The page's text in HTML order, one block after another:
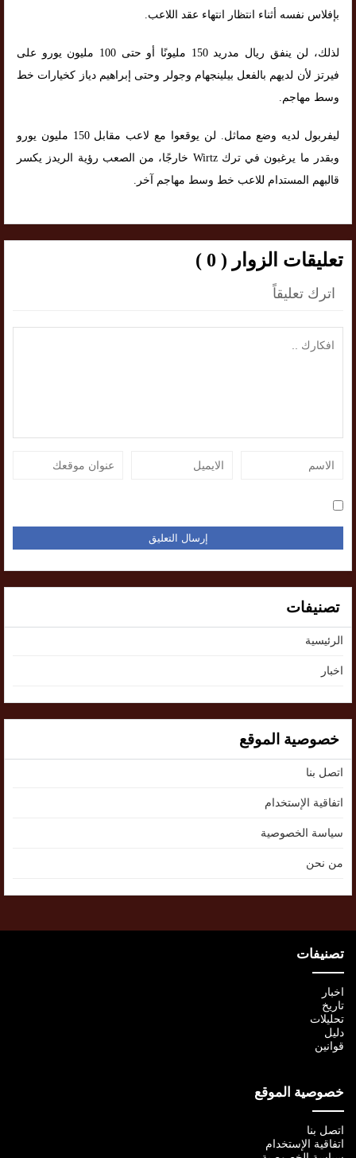
بإفلاس نفسه أثناء انتظار انتهاء عقد اللاعب.
لذلك، لن ينفق ريال مدريد 150 مليونًا أو حتى 100 مليون يورو على
فيرتز لأن لديهم بالفعل بيلينجهام وجولر وحتى إبراهيم دياز كخيارات خط
وسط مهاجم.
ليفربول لديه وضع مماثل. لن يوقعوا مع لاعب مقابل 150 مليون يورو
وبقدر ما يرغبون في ترك Wirtz خارجًا، من الصعب رؤية الريدز يكسر
قالبهم المستدام للاعب خط وسط مهاجم آخر.
تعليقات الزوار ( 0 )
اترك تعليقاً
تصنيفات
الرئيسية
اخبار
خصوصية الموقع
اتصل بنا
اتفاقية الإستخدام
سياسة الخصوصية
من نحن
تصنيفات
اخبار
تاريخ
تحليلات
دليل
قوانين
خصوصية الموقع
اتصل بنا
اتفاقية الإستخدام